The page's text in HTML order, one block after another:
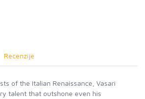
Recenzije
of the Italian Renaissance, Vasari
talent that outshone even his